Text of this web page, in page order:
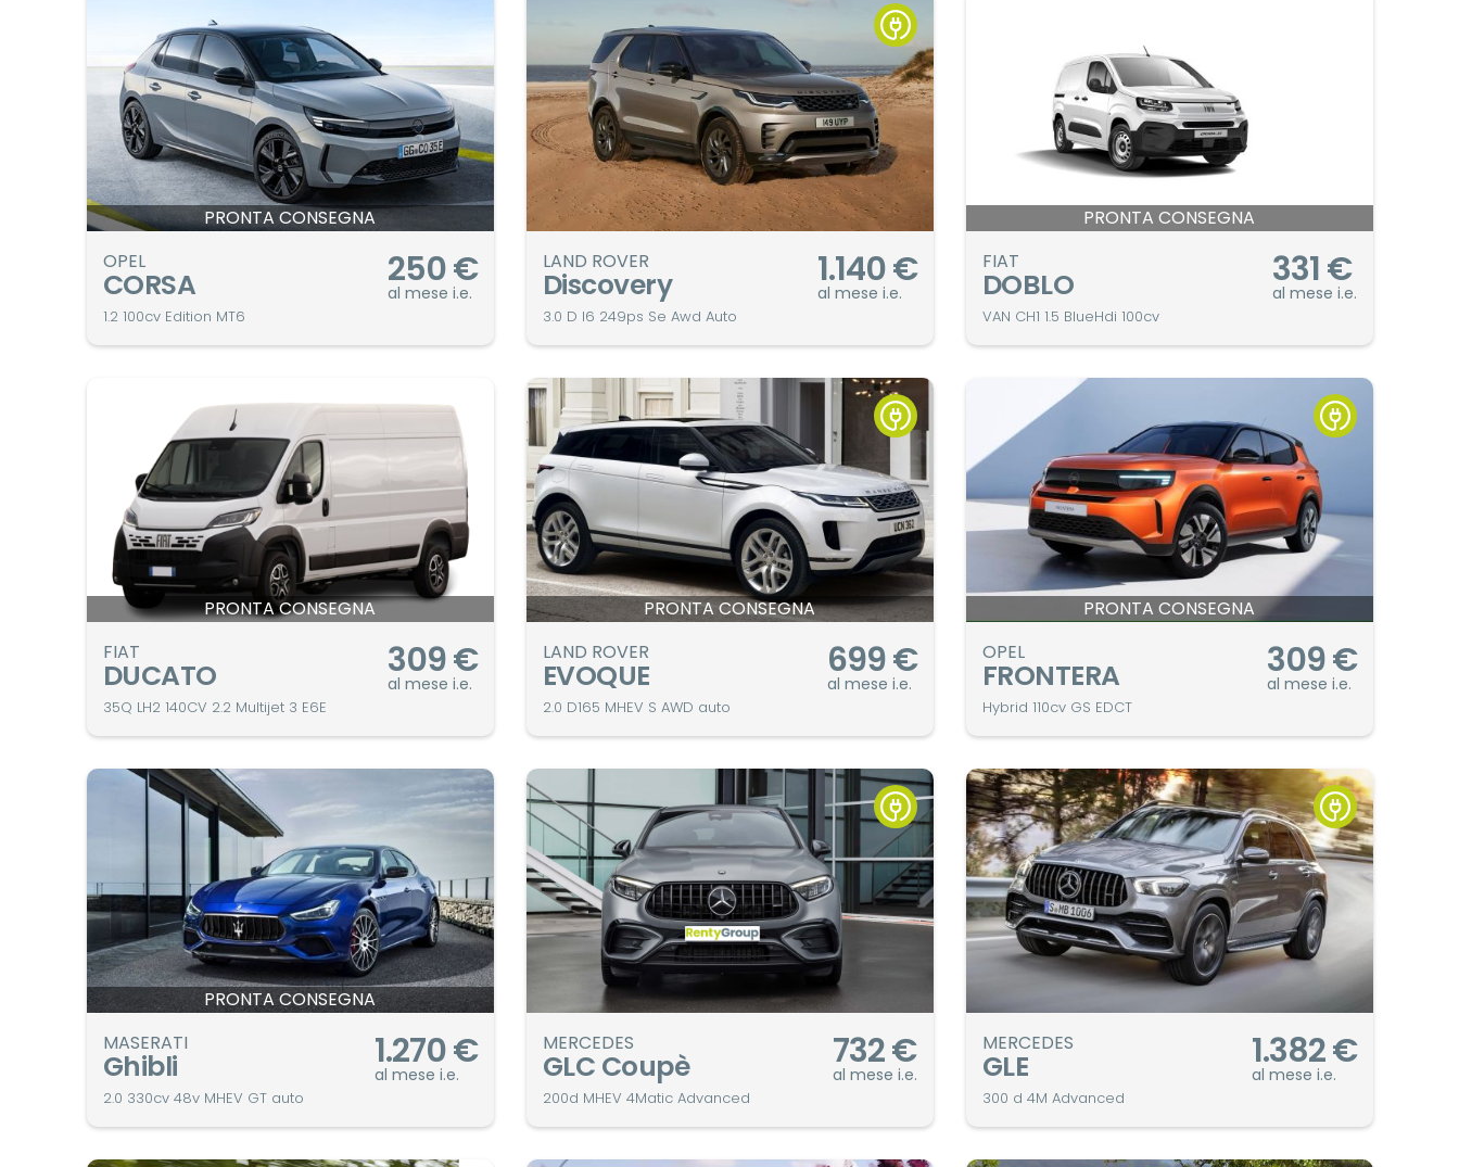
PRONTA CONSEGNA
OPEL
CORSA
1.2 100cv Edition MT6
250€
al mese i.e.
LAND ROVER
Discovery
3.0 D I6 249ps Se Awd Auto
1.140€
al mese i.e.
PRONTA CONSEGNA
FIAT
DOBLO
VAN CH1 1.5 BlueHdi 100cv
331€
al mese i.e.
PRONTA CONSEGNA
FIAT
DUCATO
35Q LH2 140CV 2.2 Multijet 3 E6E
309€
al mese i.e.
PRONTA CONSEGNA
LAND ROVER
EVOQUE
2.0 D165 MHEV S AWD auto
699€
al mese i.e.
PRONTA CONSEGNA
OPEL
FRONTERA
Hybrid 110cv GS EDCT
309€
al mese i.e.
PRONTA CONSEGNA
MASERATI
Ghibli
2.0 330cv 48v MHEV GT auto
1.270€
al mese i.e.
MERCEDES
GLC Coupè
200d MHEV 4Matic Advanced
732€
al mese i.e.
MERCEDES
GLE
300 d 4M Advanced
1.382€
al mese i.e.